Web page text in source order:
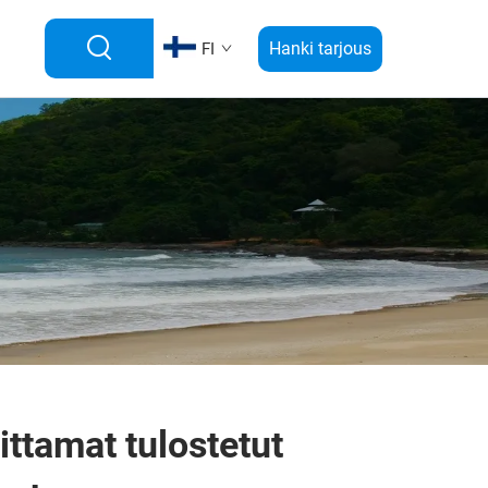
FI Hanki tarjous
tulostetut